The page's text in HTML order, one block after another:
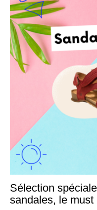
Sélection
sandales, le